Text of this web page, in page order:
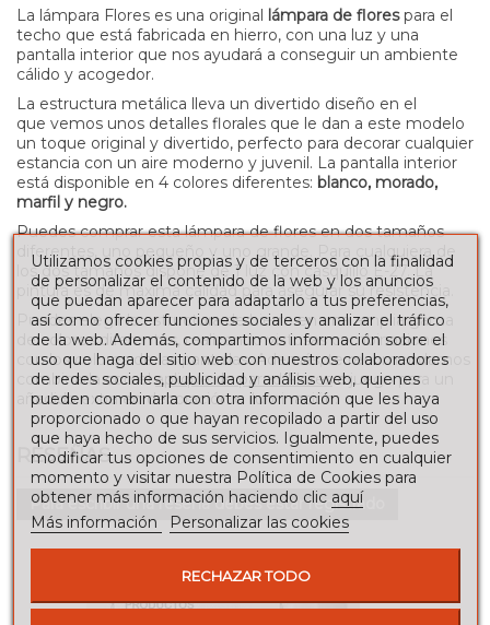
La lámpara Flores es una original lámpara de florespara el
techo que está fabricada en hierro, con una luz y una
pantalla interior que nos ayudará a conseguir un ambiente
cálido y acogedor.
La estructura metálica lleva un divertido diseño en el
que vemos unos detalles florales que le dan a este modelo
un toque original y divertido, perfecto para decorar cualquier
estancia con un aire moderno y juvenil. La pantalla interior
está disponible en 4 colores diferentes: blanco, morado,
marfil y negro.
Puedes comprar esta lámpara de flores en dos tamaños
diferentes, uno pequeño y uno grande. Para cualquiera de
los dos tamaños dispone de 1 luz con casquillo E-27. La
pintura es de máxima calidad para asegurar su resistencia.
Puedes elegir la estructura de hierro en una amplia gama
de colores diferentes, realizando vistosas combinaciones
con los colores de las pantallas. Además, te recomendamos
combinarla con elaplique de pared Floresa juego para un
añadido extra en decoración e iluminación.
RESEÑAS
Para escribir una reseña debes estar registrado
Utilizamos cookies propias y de terceros con la finalidad
de personalizar el contenido de la web y los anuncios
que puedan aparecer para adaptarlo a tus preferencias,
así como ofrecer funciones sociales y analizar el tráfico
de la web. Además, compartimos información sobre el
uso que haga del sitio web con nuestros colaboradores
de redes sociales, publicidad y análisis web, quienes
pueden combinarla con otra información que les haya
proporcionado o que hayan recopilado a partir del uso
que haya hecho de sus servicios. Igualmente, puedes
modificar tus opciones de consentimiento en cualquier
momento y visitar nuestra Política de Cookies para
obtener más información haciendo clic aquí
Más información
Personalizar las cookies
RECHAZAR TODO